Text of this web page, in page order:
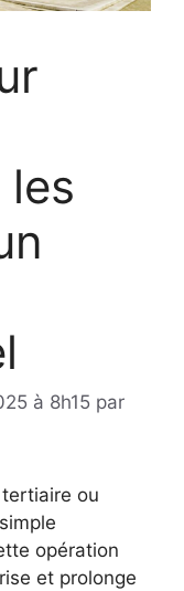
à 8h15 par
ou
opération
et prolonge